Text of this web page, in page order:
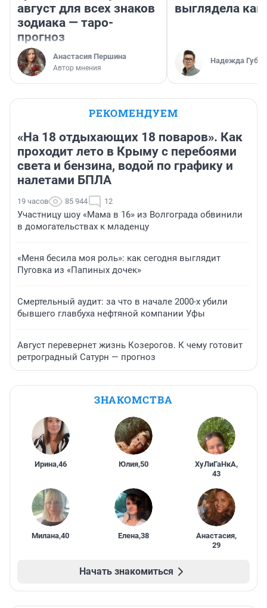
август для всех знаков
зодиака — таро-
прогноз
Анастасия Першина
Автор мнения
выглядела как
Надежда
РЕКОМЕНДУЕМ
«На 18 отдыхающих 18 поваров». Как
проходит лето в Крыму с перебоями
света и бензина, водой по графику и
налетами БПЛА
19 часов 85 944 12
Участницу шоу «Мама в 16» из Волгограда обвинили
в домогательствах к младенцу
«Меня бесила моя роль»: как сегодня выглядит
Пуговка из «Папиных дочек»
Смертельный аудит: за что в начале 2000-х убили
бывшего главбуха нефтяной компании Уфы
Август перевернет жизнь Козерогов. К чему готовит
ретроградный Сатурн — прогноз
ЗНАКОМСТВА
Ирина,46 Юлия,50 ХуЛиГаНкА,
43
Милана,40 Елена,38 Анастасия,
29
Начать знакомиться